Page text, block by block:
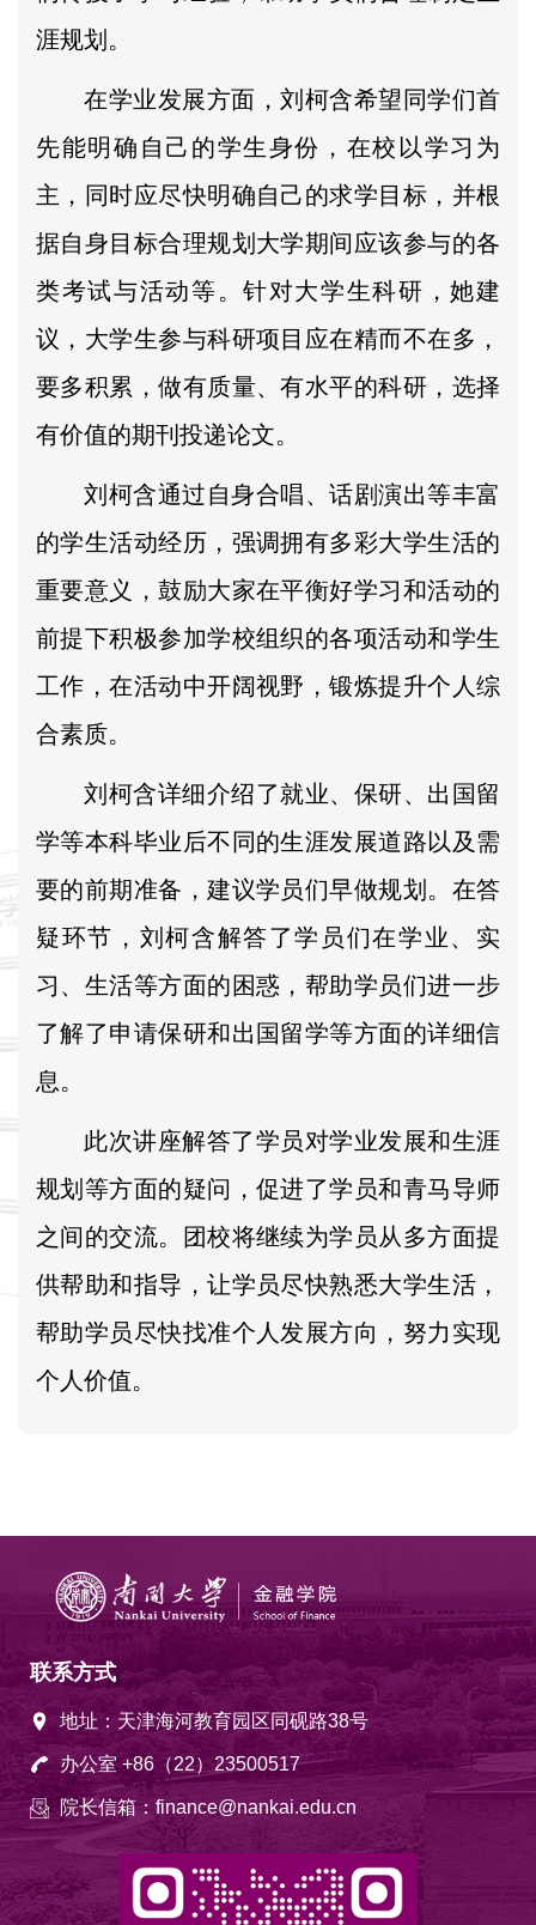
涯规划。
在学业发展方面，刘柯含希望同学们首
先能明确自己的学生身份，在校以学习为
主，同时应尽快明确自己的求学目标，并根
据自身目标合理规划大学期间应该参与的各
类考试与活动等。针对大学生科研，她建
议，大学生参与科研项目应在精而不在多，
要多积累，做有质量、有水平的科研，选择
有价值的期刊投递论文。
刘柯含通过自身合唱、话剧演出等丰富
的学生活动经历，强调拥有多彩大学生活的
重要意义，鼓励大家在平衡好学习和活动的
前提下积极参加学校组织的各项活动和学生
工作，在活动中开阔视野，锻炼提升个人综
合素质。
刘柯含详细介绍了就业、保研、出国留
学等本科毕业后不同的生涯发展道路以及需
要的前期准备 ，建议学员们早做规划。在答
疑环节，刘柯含解答了学员们在学业、实
习、生活等方面的困惑，帮助学员们进一步
了解了申请保研和出国留学等方面的详细信
息。
此次讲座解答了学员对学业发展和生涯
规划等方面的疑问，促进了学员和青马导师
之间的交流。团校将继续为学员从多方面提
供帮助和指导，让学员尽快熟悉大学生活，
帮助学员尽快找准个人发展方向，努力实现
个人价值。
联系方式
地址：天津海河教育园区同砚路38号
办公室 +86（22）23500517
院长信箱：finance@nankai.edu.cn